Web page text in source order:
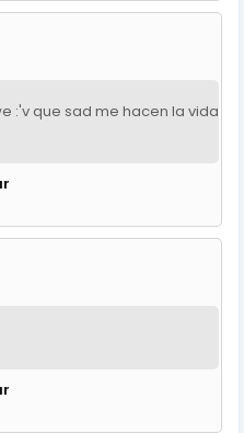
:'v que sad me hacen la vida